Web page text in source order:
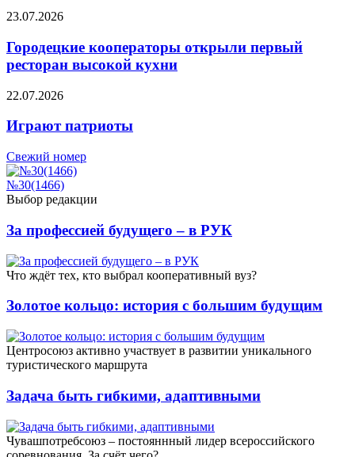
23.07.2026
Городецкие кооператоры открыли первый
ресторан высокой кухни
22.07.2026
Играют патриоты
Свежий номер
№30(1466)
Выбор редакции
За профессией будущего – в РУК
Что ждёт тех, кто выбрал кооперативный вуз?
Золотое кольцо: история с большим будущим
Центросоюз активно участвует в развитии уникального
туристического маршрута
Задача быть гибкими, адаптивными
Чувашпотребсоюз – постояннный лидер всероссийского